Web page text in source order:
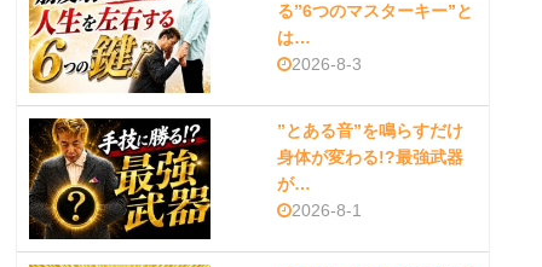
る”6つのマスターキー”と
は…
2026-8-3
”とある音”を鳴らすだけ
身体が変わる!?最強武器
が…
2026-8-1